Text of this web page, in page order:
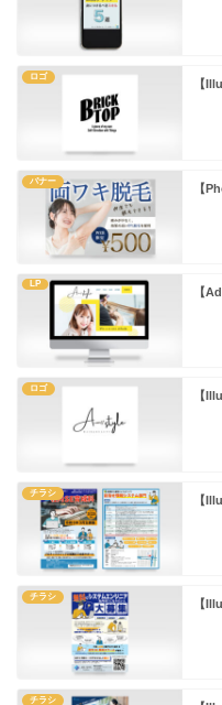
ロゴ
【
バナー
【
LP
【
ロゴ
【
チラシ
【
チラシ
【
チラシ